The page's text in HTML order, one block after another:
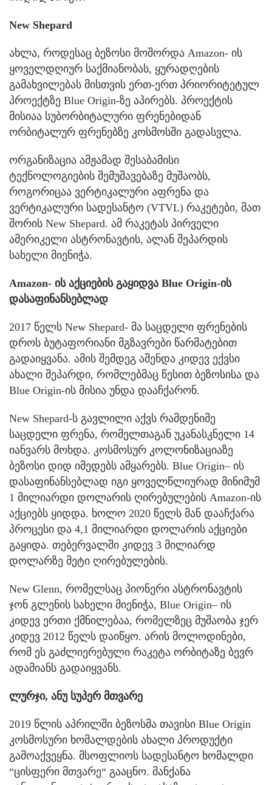
New Shepard
ახლა, როდესაც ბეზოსი მოშორდა Amazon- ის
ყოველდღიურ საქმიანობას, ყურადღების
გამახვილებას მისთვის ერთ-ერთ პრიორიტეტულ
პროექტზე Blue Origin-ზე აპირებს. პროექტის
მისიაა სუბორბიტალური ფრენებიდან
ორბიტალურ ფრენებზე კოსმოსში გადასვლა.
ორგანიზაცია ამჟამად შესაბამისი
ტექნოლოგიების შემუშავებაზე მუშაობს,
როგორიცაა ვერტიკალური აფრენა და
ვერტიკალური სადესანტო (VTVL) რაკეტები, მათ
შორის New Shepard. ამ რაკეტას პირველი
ამერიკელი ასტრონავტის, ალან შეპარდის
სახელი მიენიჭა.
Amazon- ის აქციების გაყიდვა Blue Origin-ის
დასაფინანსებლად
2017 წელს New Shepard- მა საცდელი ფრენების
დროს ბუტაფორიანი მგზავრები წარმატებით
გადაიყვანა. ამის შემდეგ აშენდა კიდევ ექვსი
ახალი შეპარდი, რომლებმაც წესით ბეზოსისა და
Blue Origin-ის მისია უნდა დააჩქარონ.
New Shepard-ს გავლილი აქვს რამდენიმე
საცდელი ფრენა, რომელთაგან უკანასკნელი 14
იანვარს მოხდა. კოსმოსურ კოლონიზაციაზე
ბეზოსი დიდ იმედებს ამყარებს. Blue Origin– ის
დასაფინანსებლად იგი ყოველწლიურად მინიმუმ
1 მილიარდი დოლარის ღირებულების Amazon-ის
აქციებს ყიდდა. ხოლო 2020 წელს მან დააჩქარა
პროცესი და 4,1 მილიარდი დოლარის აქციები
გაყიდა. თებერვალში კიდევ 3 მილიარდ
დოლარზე მეტი ღირებულების.
New Glenn, რომელსაც პიონერი ასტრონავტის
ჯონ გლენის სახელი მიენიჭა, Blue Origin– ის
კიდევ ერთი ქმნილებაა, რომელზეც მუშაობა ჯერ
კიდევ 2012 წელს დაიწყო. არის მოლოდინები,
რომ ეს გაძლიერებული რაკეტა ორბიტაზე ბევრ
ადამიანს გადაიყვანს.
ლურჯი, ანუ სუპერ მთვარე
2019 წლის აპრილში ბეზოსმა თავისი Blue Origin
კოსმოსური ხომალდების ახალი პროდუქტი
გამოაქვეყნა. მსოფლიოს სადესანტო ხომალდი
“ცისფერი მთვარე“ გააცნო. მანქანა